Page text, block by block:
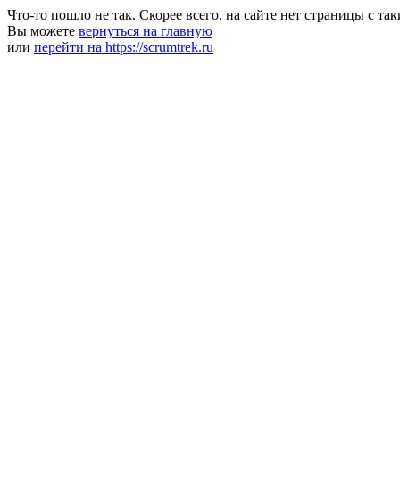
Что-то пошло не так. Скорее всего, на сайте нет страницы с
Вы можете вернуться на главную
или перейти на https://scrumtrek.ru